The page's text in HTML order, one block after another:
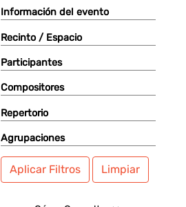
Información del evento
Recinto / Espacio
Participantes
Compositores
Repertorio
Agrupaciones
Aplicar Filtros Limpiar